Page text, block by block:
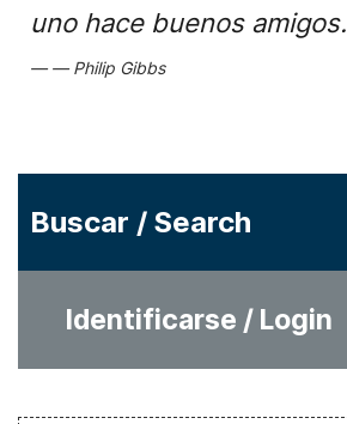
uno hace buenos amigos.
Philip Gibbs
Buscar / Search
Identificarse / Login